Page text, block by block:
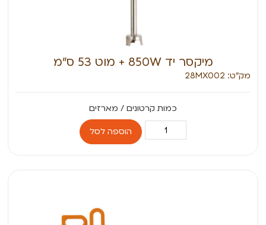
מיקסר יד 850W + מוט 53 ס”מ
מק״ט: 28MX002
הוספה לסל